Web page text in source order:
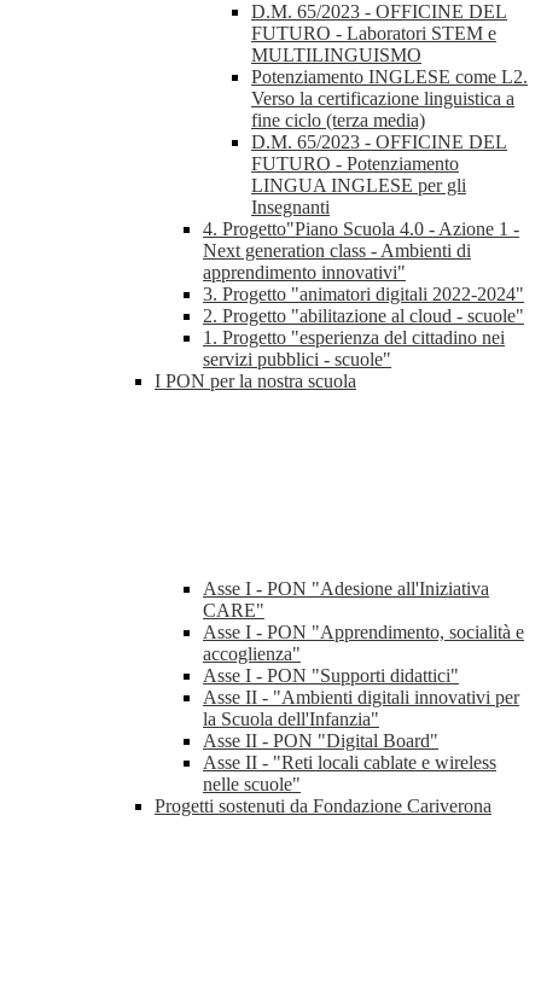
D.M. 65/2023 - OFFICINE DEL
FUTURO - Laboratori STEM e
MULTILINGUISMO
Potenziamento INGLESE come L2.
Verso la certificazione linguistica a
fine ciclo (terza media)
D.M. 65/2023 - OFFICINE DEL
FUTURO - Potenziamento
LINGUA INGLESE per gli
Insegnanti
4. Progetto"Piano Scuola 4.0 - Azione 1 -
Next generation class - Ambienti di
apprendimento innovativi"
3. Progetto "animatori digitali 2022-2024"
2. Progetto "abilitazione al cloud - scuole"
1. Progetto "esperienza del cittadino nei
servizi pubblici - scuole"
I PON per la nostra scuola
Asse I - PON "Adesione all'Iniziativa
CARE"
Asse I - PON "Apprendimento, socialità e
accoglienza"
Asse I - PON "Supporti didattici"
Asse II - "Ambienti digitali innovativi per
la Scuola dell'Infanzia"
Asse II - PON "Digital Board"
Asse II - "Reti locali cablate e wireless
nelle scuole"
Progetti sostenuti da Fondazione Cariverona